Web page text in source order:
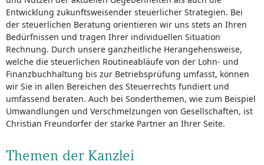
Entwicklung zukunftsweisender steuerlicher Strategien. Bei
der steuerlichen Beratung orientieren wir uns stets an Ihren
Bedürfnissen und tragen Ihrer individuellen Situation
Rechnung. Durch unsere ganzheitliche Herangehensweise,
welche die steuerlichen Routineabläufe von der Lohn- und
Finanzbuchhaltung bis zur Betriebsprüfung umfasst, können
wir Sie in allen Bereichen des Steuerrechts fundiert und
umfassend beraten. Auch bei Sonderthemen, wie zum Beispiel
Umwandlungen und Verschmelzungen von Gesellschaften, ist
Christian Freundorfer der starke Partner an Ihrer Seite.
Themen der Kanzlei